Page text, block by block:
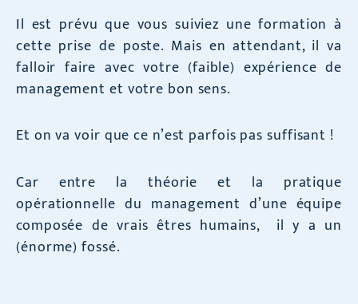
Il est prévu que vous suiviez une formation à
cette prise de poste. Mais en attendant, il va
falloir faire avec votre (faible) expérience de
management et votre bon sens.
Et on va voir que ce n’est parfois pas suffisant !
Car entre la théorie et la pratique
opérationnelle du management d’une équipe
composée de vrais êtres humains, il y a un
(énorme) fossé.